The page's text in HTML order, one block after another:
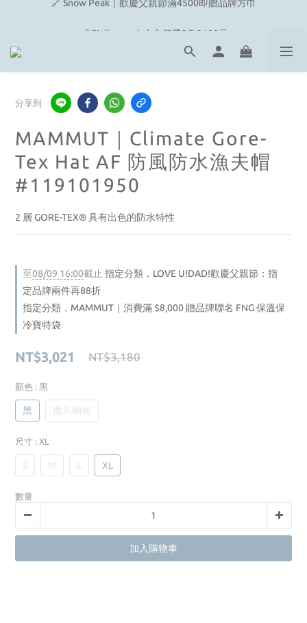
🔗 Fjallraven｜上衣任選2件2480元
🎉On/HOKA 新品陸續上架
分享到
MAMMUT｜Climate Gore-
Tex Hat AF 防風防水漁夫帽
#119101950
2 層 GORE-TEX® 具有出色的防水特性
至08/09 16:00截止 指定分類，LOVE U!DAD!歡慶父親節：指
定品牌兩件再88折
指定分類，MAMMUT｜消費滿 $8,000 贈品牌聯名 FNG 保溫保
冷寶特袋
NT$3,021 NT$3,180
顏色 : 黑
黑 撒凡納褐
尺寸 : XL
S M XL
數量
加入購物車